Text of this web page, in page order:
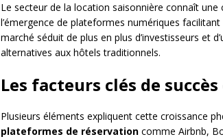
Le secteur de la location saisonnière connaît
l’émergence de plateformes numériques
marché séduit de plus en plus d’investisseurs et
alternatives aux hôtels traditionnels.
Les facteurs clés de
Plusieurs éléments expliquent cette croissance
plateformes de réservation comme Airbnb,